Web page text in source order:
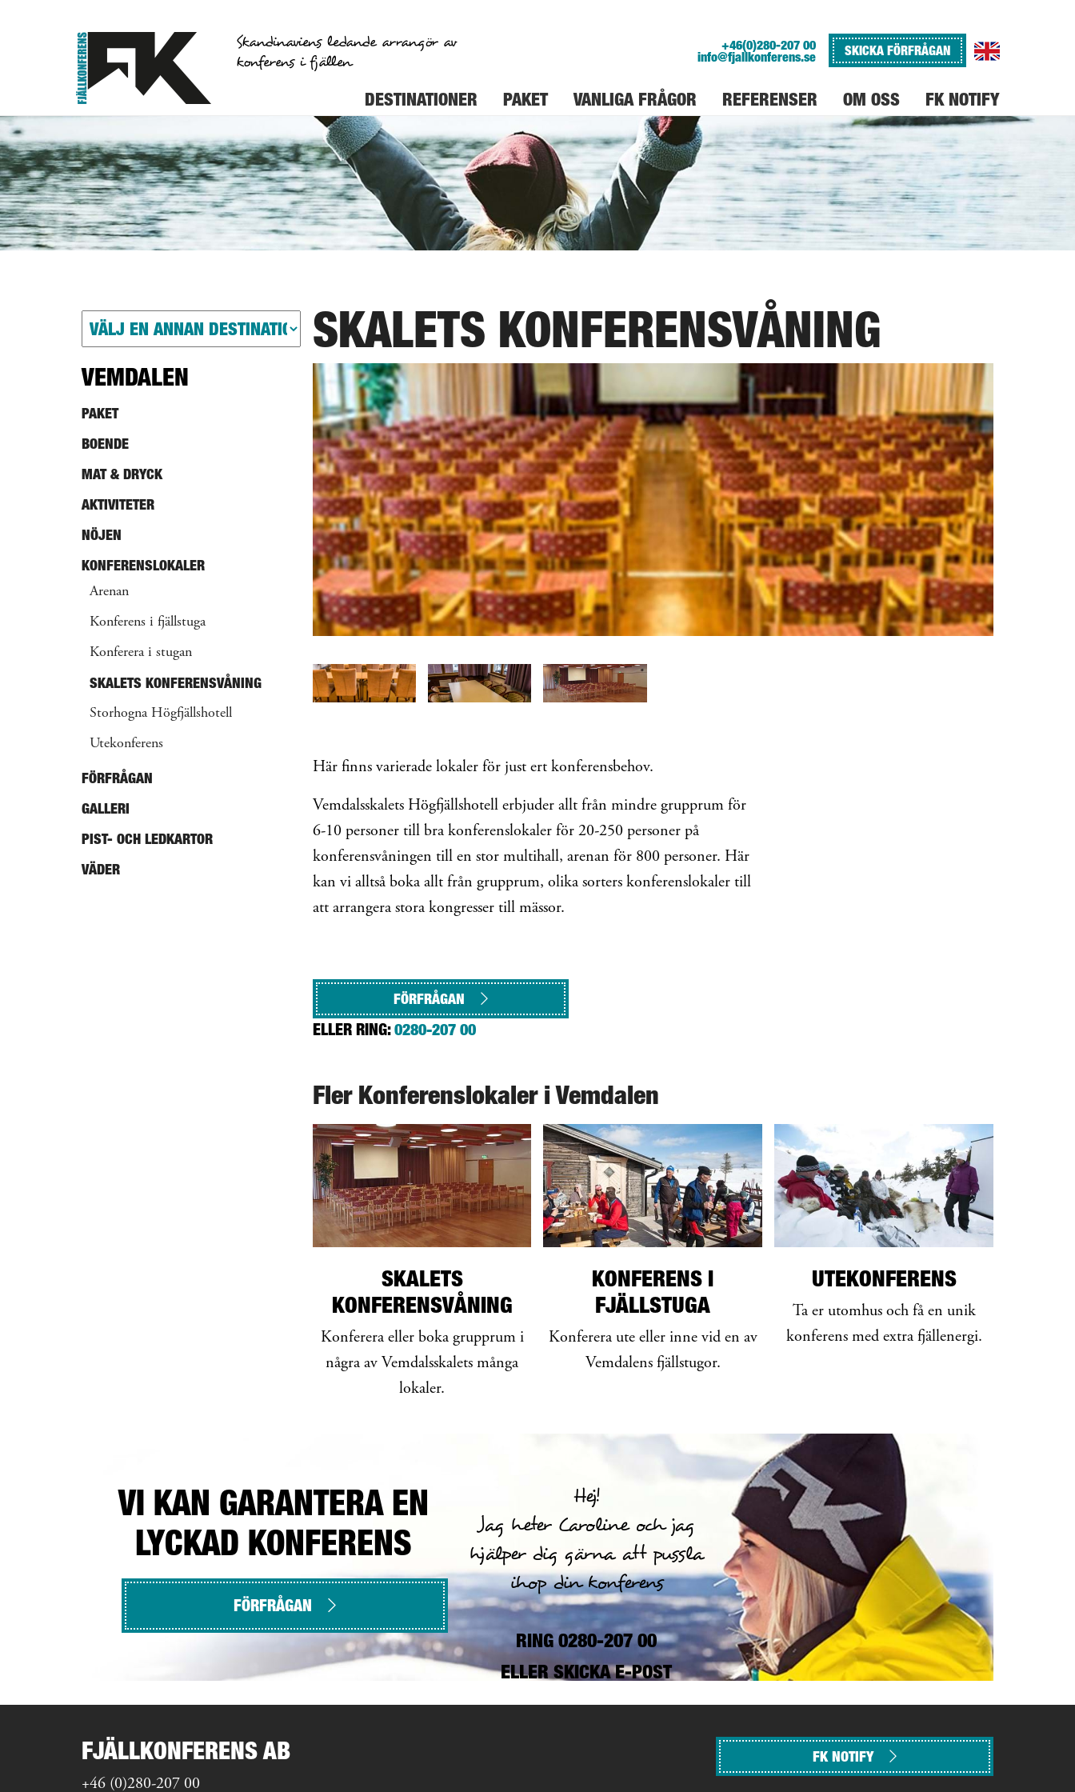
Skandinaviens ledande arrangör av
konferens i fjällen
+46(0)280-207 00
info@fjallkonferens.se SKICKA FÖRFRÅGAN
DESTINATIONER PAKET VANLIGA FRÅGOR REFERENSER OM OSS FK NOTIFY
SKALETS KONFERENSVÅNING
Här finns varierade lokaler för just ert konferensbehov.
Vemdalsskalets Högfjällshotell erbjuder allt från mindre grupprum för
6-10 personer till bra konferenslokaler för 20-250 personer på
konferensvåningen till en stor multihall, arenan för 800 personer. Här
kan vi alltså boka allt från grupprum, olika sorters konferenslokaler till
att arrangera stora kongresser till mässor.
FÖRFRÅGAN
ELLER RING: 0280-207 00
Fler Konferenslokaler i Vemdalen
SKALETS
KONFERENSVÅNING
Konferera eller boka grupprum i
några av Vemdalsskalets många
lokaler.
KONFERENS I
FJÄLLSTUGA
Konferera ute eller inne vid en av
Vemdalens fjällstugor.
UTEKONFERENS
Ta er utomhus och få en unik
konferens med extra fjällenergi.
VEMDALEN
PAKET
BOENDE
MAT & DRYCK
AKTIVITETER
NÖJEN
KONFERENSLOKALER
Arenan
Konferens i fjällstuga
Konferera i stugan
SKALETS KONFERENSVÅNING
Storhogna Högfjällshotell
Utekonferens
FÖRFRÅGAN
GALLERI
PIST- OCH LEDKARTOR
VÄDER
VI KAN GARANTERA EN
LYCKAD KONFERENS
Hej!
Jag heter Caroline och jag
hjälper dig gärna att pussla
ihop din konferens
RING 0280-207 00
ELLER SKICKA E-POST
FÖRFRÅGAN
FJÄLLKONFERENS AB
+46 (0)280-207 00
FK NOTIFY